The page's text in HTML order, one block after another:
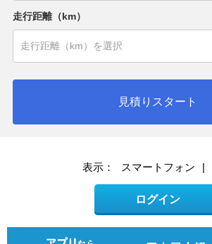
走行距離（km）
見積りスタート
表示： スマートフォン |
ログイン